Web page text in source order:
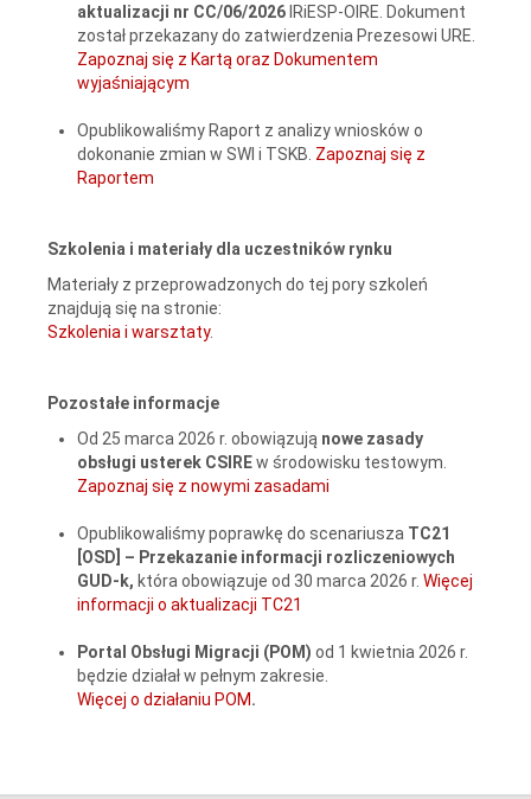
aktualizacji nr CC/06/2026 IRiESP‑OIRE. Dokument
został przekazany do zatwierdzenia Prezesowi URE.
Zapoznaj się z Kartą oraz Dokumentem
wyjaśniającym
Opublikowaliśmy Raport z analizy wniosków o
dokonanie zmian w SWI i TSKB. Zapoznaj się z
Raportem
Szkolenia i materiały dla uczestników rynku
Materiały z przeprowadzonych do tej pory szkoleń
znajdują się na stronie:
Szkolenia i warsztaty.
Pozostałe informacje
Od 25 marca 2026 r. obowiązują nowe zasady
obsługi usterek CSIREw środowisku testowym.
Zapoznaj się z nowymi zasadami
Opublikowaliśmy poprawkę do scenariusza TC21
[OSD] – Przekazanie informacji rozliczeniowych
GUD-k, która obowiązuje od 30 marca 2026 r. Więcej
informacji o aktualizacji TC21
Portal Obsługi Migracji (POM) od 1 kwietnia 2026 r.
będzie działał w pełnym zakresie.
Więcej o działaniu POM.